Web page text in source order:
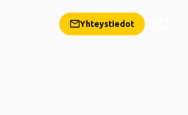
Yhteystiedot